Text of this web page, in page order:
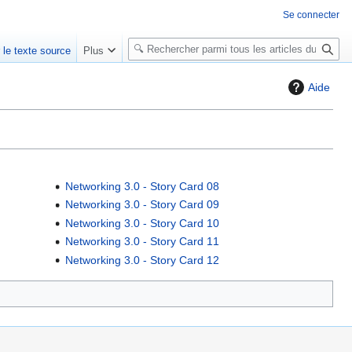
Aide
Networking 3.0 - Story Card 08
Networking 3.0 - Story Card 09
Networking 3.0 - Story Card 10
Networking 3.0 - Story Card 11
Networking 3.0 - Story Card 12
Se connecter
le texte source Plus
R
e
e
c
e
r